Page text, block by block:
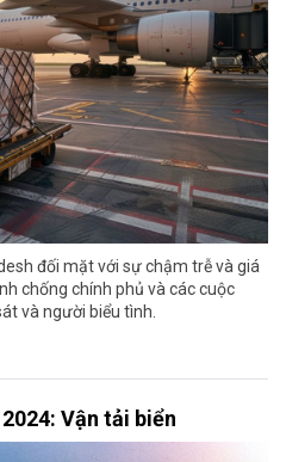
đối mặt với sự chậm trễ và giá
chống chính phủ và các cuộc
và người biểu tình.
Vận tải biển